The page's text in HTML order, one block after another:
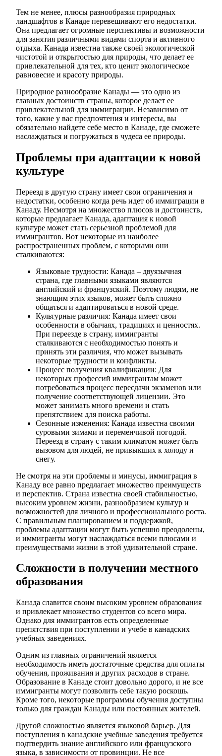
Тем не менее, плюсы разнообразия природных
ландшафтов в Канаде перевешивают его недостатки.
Она предлагает огромные перспективы и возможности
для занятия различными видами спорта и активного
отдыха. Канада известна также своей экологической
чистотой и открытостью для природы, что делает ее
привлекательной для тех, кто ценит экологическое
равновесие и красоту природы.
Природное разнообразие Канады — это одно из
главных достоинств страны, которое делает ее
привлекательной для иммиграции. Независимо от
того, какие у вас предпочтения и интересы, вы
обязательно найдете себе место в Канаде, где сможете
наслаждаться и погружаться в чудеса ее природы.
Проблемы при адаптации к новой
культуре
Переезд в другую страну имеет свои ограничения и
недостатки, особенно когда речь идет об иммиграции в
Канаду. Несмотря на множество плюсов и достоинств,
которые предлагает Канада, адаптация к новой
культуре может стать серьезной проблемой для
иммигрантов. Вот некоторые из наиболее
распространенных проблем, с которыми они
сталкиваются:
Языковые трудности: Канада – двуязычная
страна, где главными языками являются
английский и французский. Поэтому людям, не
знающим этих языков, может быть сложно
общаться и адаптироваться в новой среде.
Культурные различия: Канада имеет свои
особенности в обычаях, традициях и ценностях.
При переезде в страну, иммигранты
сталкиваются с необходимостью понять и
принять эти различия, что может вызывать
некоторые трудности и конфликты.
Процесс получения квалификации: Для
некоторых профессий иммигрантам может
потребоваться процесс пересдачи экзаменов или
получение соответствующей лицензии. Это
может занимать много времени и стать
препятствием для поиска работы.
Сезонные изменения: Канада известна своими
суровыми зимами и переменчивой погодой.
Переезд в страну с таким климатом может быть
вызовом для людей, не привыкших к холоду и
снегу.
Не смотря на эти проблемы и минусы, иммиграция в
Канаду все равно предлагает множество преимуществ
и перспектив. Страна известна своей стабильностью,
высоким уровнем жизни, разнообразием культур и
возможностей для личного и профессионального роста.
С правильным планированием и поддержкой,
проблемы адаптации могут быть успешно преодолены,
и иммигранты могут наслаждаться всеми плюсами и
преимуществами жизни в этой удивительной стране.
Сложности в получении местного
образования
Канада славится своим высоким уровнем образования
и привлекает множество студентов со всего мира.
Однако для иммигрантов есть определенные
препятствия при поступлении и учебе в канадских
учебных заведениях.
Одним из главных ограничений является
необходимость иметь достаточные средства для оплаты
обучения, проживания и других расходов в стране.
Образование в Канаде стоит довольно дорого, и не все
иммигранты могут позволить себе такую роскошь.
Кроме того, некоторые программы обучения доступны
только для граждан Канады или постоянных жителей.
Другой сложностью является языковой барьер. Для
поступления в канадские учебные заведения требуется
подтвердить знание английского или французского
языка, в зависимости от провинции. Не все